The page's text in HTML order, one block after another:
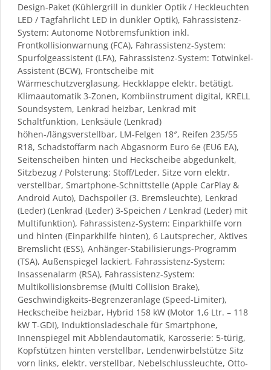
Design-Paket (Kühlergrill in dunkler Optik / Heckleuchten
LED / Tagfahrlicht LED in dunkler Optik), Fahrassistenz-
System: Autonome Notbremsfunktion inkl.
Frontkollisionwarnung (FCA), Fahrassistenz-System:
Spurfolgeassistent (LFA), Fahrassistenz-System: Totwinkel-
Assistent (BCW), Frontscheibe mit
Wärmeschutzverglasung, Heckklappe elektr. betätigt,
Klimaautomatik 3-Zonen, Kombiinstrument digital, KRELL
Soundsystem, Lenkrad heizbar, Lenkrad mit
Schaltfunktion, Lenksäule (Lenkrad)
höhen-/längsverstellbar, LM-Felgen 18″, Reifen 235/55
R18, Schadstoffarm nach Abgasnorm Euro 6e (EU6 EA),
Seitenscheiben hinten und Heckscheibe abgedunkelt,
Sitzbezug / Polsterung: Stoff/Leder, Sitze vorn elektr.
verstellbar, Smartphone-Schnittstelle (Apple CarPlay &
Android Auto), Dachspoiler (3. Bremsleuchte), Lenkrad
(Leder) (Lenkrad (Leder) 3-Speichen / Lenkrad (Leder) mit
Multifunktion), Fahrassistenz-System: Einparkhilfe vorn
und hinten (Einparkhilfe hinten), 6 Lautsprecher, Aktives
Bremslicht (ESS), Anhänger-Stabilisierungs-Programm
(TSA), Außenspiegel lackiert, Fahrassistenz-System:
Insassenalarm (RSA), Fahrassistenz-System:
Multikollisionsbremse (Multi Collision Brake),
Geschwindigkeits-Begrenzeranlage (Speed-Limiter),
Heckscheibe heizbar, Hybrid 158 kW (Motor 1,6 Ltr. – 118
kW T-GDI), Induktionsladeschale für Smartphone,
Innenspiegel mit Abblendautomatik, Karosserie: 5-türig,
Kopfstützen hinten verstellbar, Lendenwirbelstütze Sitz
vorn links, elektr. verstellbar, Nebelschlussleuchte, Otto-